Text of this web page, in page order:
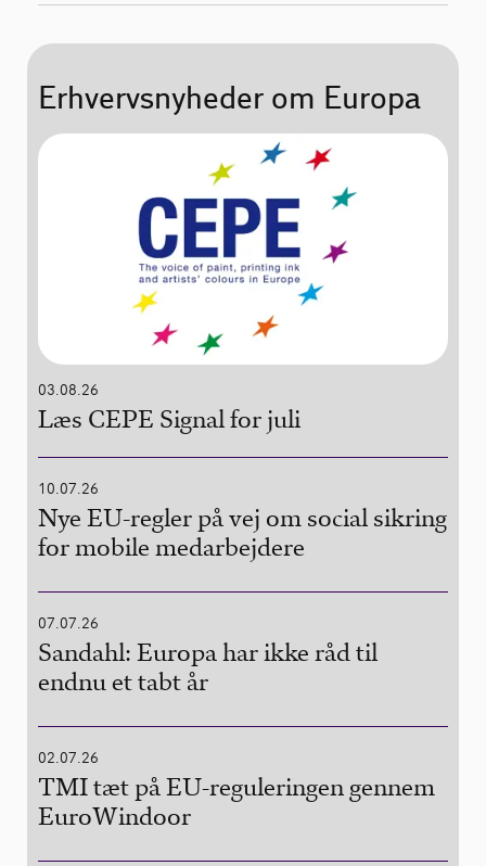
Erhvervsnyheder om Europa
03.08.26
Læs CEPE Signal for juli
10.07.26
Nye EU-regler på vej om social sikring
for mobile medarbejdere
07.07.26
Sandahl: Europa har ikke råd til
endnu et tabt år
02.07.26
TMI tæt på EU-reguleringen gennem
EuroWindoor